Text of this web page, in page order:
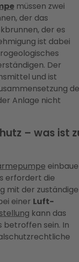
müssen zwei
der das
der es
ist dabei
Der
und ist
Anlage nicht
– was ist
erfordert die
mit der
einer Luft-
kann das
betroffen sein. In